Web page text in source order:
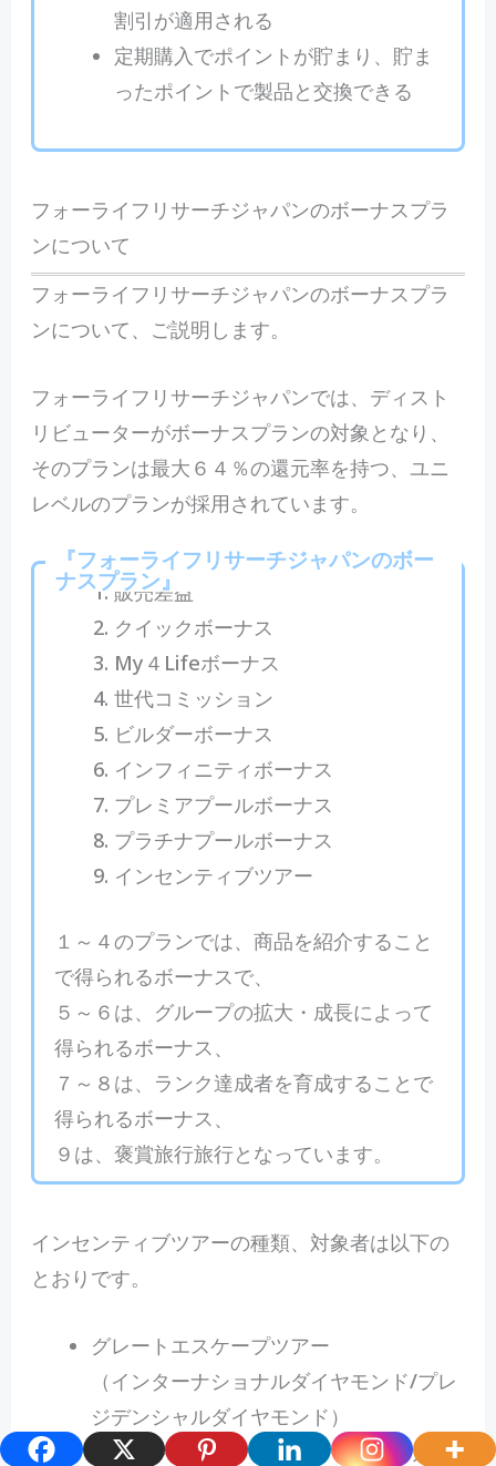
割引が適用される
定期購入でポイントが貯まり、貯ま
ったポイントで製品と交換できる
フォーライフリサーチジャパンのボーナスプラ
ンについて
フォーライフリサーチジャパンのボーナスプラ
ンについて、ご説明します。
フォーライフリサーチジャパンでは、ディスト
リビューターがボーナスプランの対象となり、
そのプランは最大６４％の還元率を持つ、ユニ
レベルのプランが採用されています。
『フォーライフリサーチジャパンのボー
ナスプラン』
販売差益
クイックボーナス
My４Lifeボーナス
世代コミッション
ビルダーボーナス
インフィニティボーナス
プレミアプールボーナス
プラチナプールボーナス
インセンティブツアー
１～４のプランでは、商品を紹介すること
で得られるボーナスで、
５～６は、グループの拡大・成長によって
得られるボーナス、
７～８は、ランク達成者を育成することで
得られるボーナス、
９は、褒賞旅行旅行となっています。
インセンティブツアーの種類、対象者は以下の
とおりです。
グレートエスケープツアー
（インターナショナルダイヤモンド/プレ
ジデンシャルダイヤモンド）
ゴールドゲッタウェイ、プラチナピナク